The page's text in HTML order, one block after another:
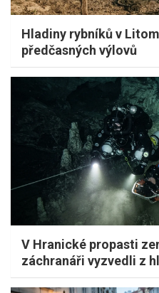
Hladiny rybníků v
předčasných výlovů
V Hranické propasti
záchranáři vyzvedli z